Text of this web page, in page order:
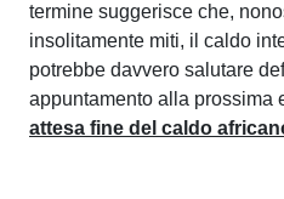
termine suggerisce che,
insolitamente miti, il caldo
potrebbe davvero salutare
appuntamento alla prossima
attesa fine del caldo